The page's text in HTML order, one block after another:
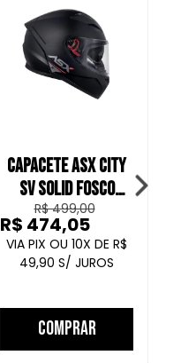
CAPACETE ASX CITY
SV SOLID FOSCO
PRETO GRAFITE
R$ 499,00
10
R$
49,90
R$ 474,05
COMPRAR